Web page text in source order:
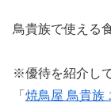
鳥貴族で使える
※優待を紹介し
「 焼鳥屋 鳥貴族